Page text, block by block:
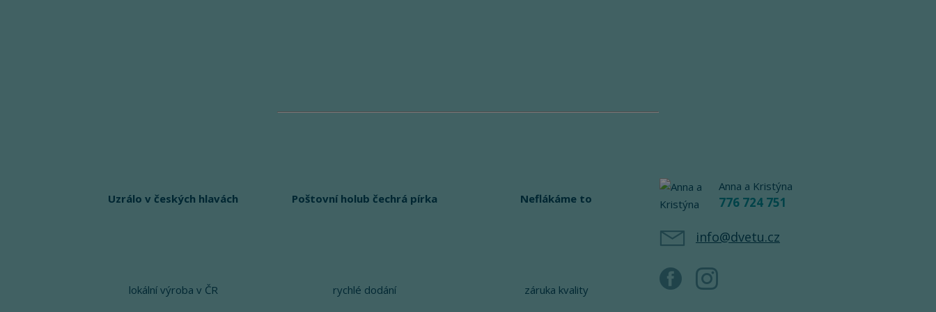
Uzrálo v českých hlavách
lokální výroba v ČR
Poštovní holub čechrá pírka
rychlé dodání
Neflákáme to
záruka kvality
Anna a Kristýna
776 724 751
info@dvetu.cz